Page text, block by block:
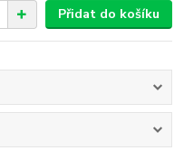
Přidat do košíku